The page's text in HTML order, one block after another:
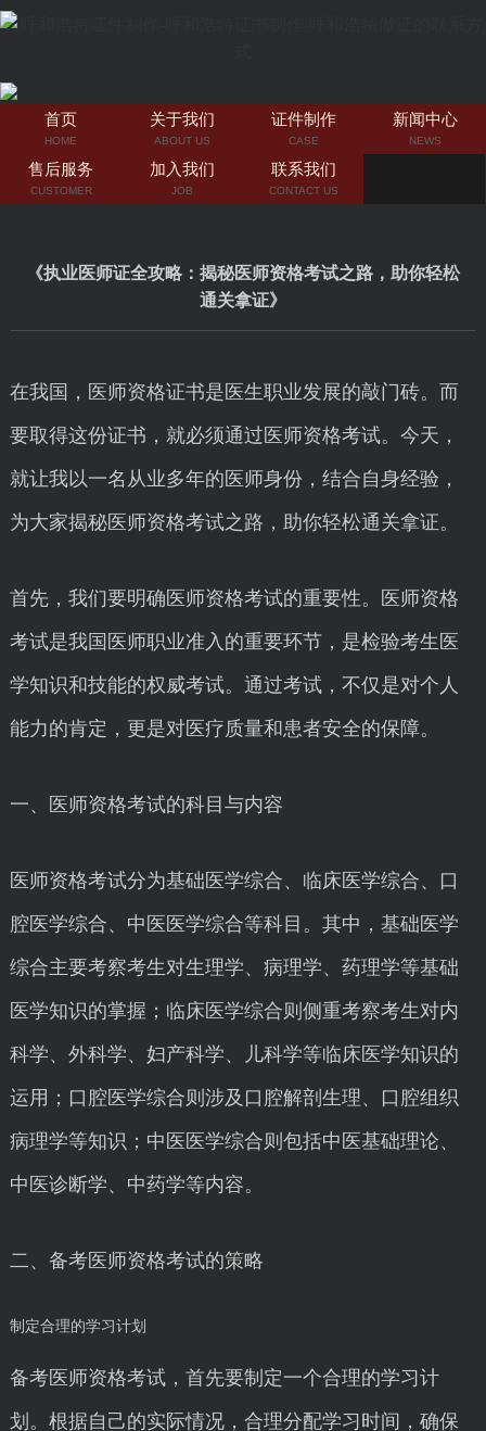
首页
HOME
关于我们
ABOUT US
证件制作
CASE
新闻中心
NEWS
售后服务
CUSTOMER
加入我们
JOB
联系我们
CONTACT US
《执业医师证全攻略：揭秘医师资格考试之路，助你轻松
通关拿证》
在我国，医师资格证书是医生职业发展的敲门砖。而
要取得这份证书，就必须通过医师资格考试。今天，
就让我以一名从业多年的医师身份，结合自身经验，
为大家揭秘医师资格考试之路，助你轻松通关拿证。
首先，我们要明确医师资格考试的重要性。医师资格
考试是我国医师职业准入的重要环节，是检验考生医
学知识和技能的权威考试。通过考试，不仅是对个人
能力的肯定，更是对医疗质量和患者安全的保障。
一、医师资格考试的科目与内容
医师资格考试分为基础医学综合、临床医学综合、口
腔医学综合、中医医学综合等科目。其中，基础医学
综合主要考察考生对生理学、病理学、药理学等基础
医学知识的掌握；临床医学综合则侧重考察考生对内
科学、外科学、妇产科学、儿科学等临床医学知识的
运用；口腔医学综合则涉及口腔解剖生理、口腔组织
病理学等知识；中医医学综合则包括中医基础理论、
中医诊断学、中药学等内容。
二、备考医师资格考试的策略
制定合理的学习计划
备考医师资格考试，首先要制定一个合理的学习计
划。根据自己的实际情况，合理分配学习时间，确保